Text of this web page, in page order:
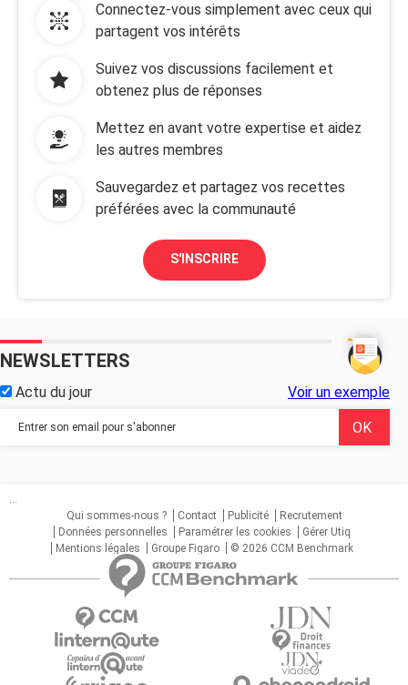
Connectez-vous simplement avec ceux qui
partagent vos intérêts
Suivez vos discussions facilement et
obtenez plus de réponses
Mettez en avant votre expertise et aidez
les autres membres
Sauvegardez et partagez vos recettes
préférées avec la communauté
S'INSCRIRE
NEWSLETTERS
Actu du jour Voir un exemple
...
Qui sommes-nous ?
Contact Publicité
Recrutement
Données personnelles
Paramétrer les cookies
Gérer Utiq
Mentions légales
Groupe Figaro © 2026 CCM Benchmark